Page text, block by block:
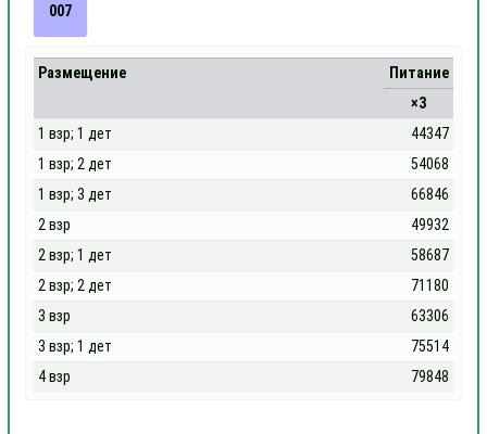
007
Размещение
Питание
×3
1 взр; 1 дет
44347
1 взр; 2 дет
54068
1 взр; 3 дет
66846
2 взр
49932
2 взр; 1 дет
58687
2 взр; 2 дет
71180
3 взр
63306
3 взр; 1 дет
75514
4 взр
79848